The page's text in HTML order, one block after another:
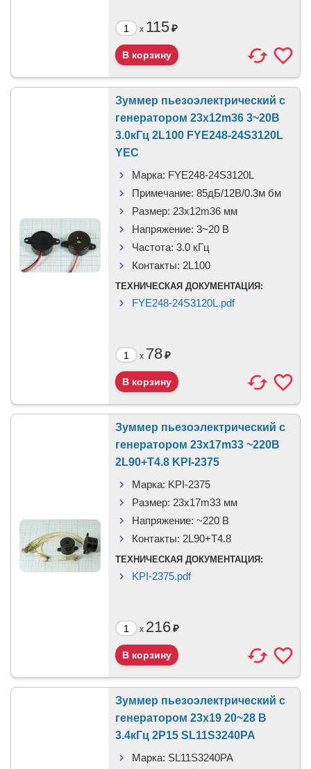
x 115₽
Зуммер пьезоэлектрический c
генератором 23x12m36 3~20В
3.0кГц 2L100 FYE248-24S3120L
YEC
Марка: FYE248-24S3120L
Примечание: 85дБ/12В/0.3м бм
Размер: 23x12m36 мм
Напряжение: 3~20 В
Частота: 3.0 кГц
Контакты: 2L100
ТЕХНИЧЕСКАЯ ДОКУМЕНТАЦИЯ:
FYE248-24S3120L.pdf
x 78₽
Зуммер пьезоэлектрический c
генератором 23x17m33 ~220В
2L90+T4.8 KPI-2375
Марка: KPI-2375
Размер: 23x17m33 мм
Напряжение: ~220 В
Контакты: 2L90+T4.8
ТЕХНИЧЕСКАЯ ДОКУМЕНТАЦИЯ:
KPI-2375.pdf
x 216₽
Зуммер пьезоэлектрический c
генератором 23x19 20~28 В
3.4кГц 2P15 SL11S3240PA
Марка: SL11S3240PA